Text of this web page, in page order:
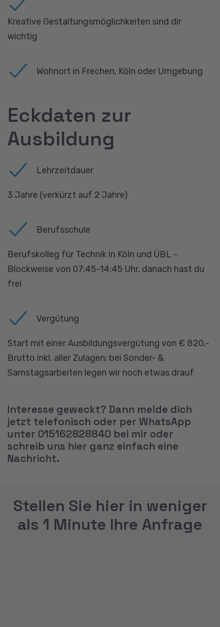
Kreative Gestaltungsmöglichkeiten sind dir
wichtig
Wohnort in Frechen, Köln oder Umgebung
Eckdaten zur
Ausbildung
Lehrzeitdauer
3 Jahre (verkürzt auf 2 Jahre)
Berufsschule
Berufskolleg für Technik in Köln und ÜBL –
Blockweise von 07:45-14:45 Uhr, danach hast du
frei
Vergütung
Start mit einer Ausbildungsvergütung von € 820,-
Brutto inkl. aller Zulagen; bei Sonder- &
Samstagsarbeiten legen wir noch etwas drauf
Interesse geweckt? Dann melde dich
jetzt telefonisch oder per WhatsApp
unter 015162828840 bei mir oder
schreib uns hier ganz einfach eine
Nachricht.
Stellen Sie hier in weniger
als 1 Minute Ihre Anfrage